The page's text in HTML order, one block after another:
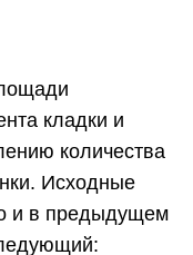
кладки и
количества
Исходные
и в предыдущем